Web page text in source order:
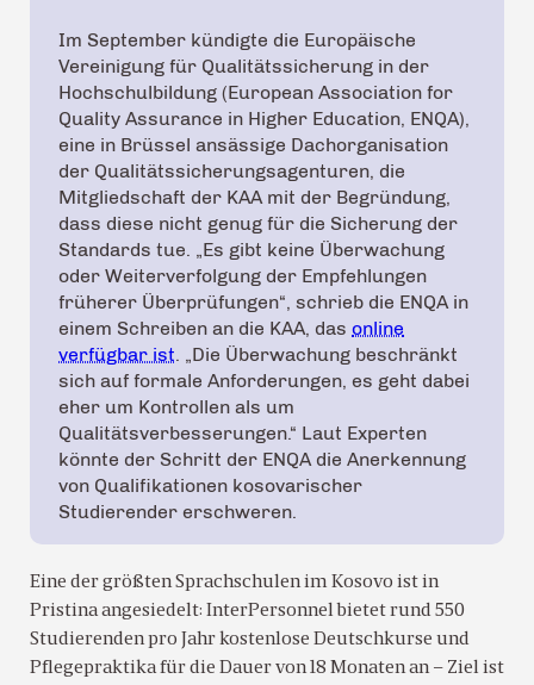
Im September kündigte die Europäische
Vereinigung für Qualitätssicherung in der
Hochschulbildung (European Association for
Quality Assurance in Higher Education, ENQA),
eine in Brüssel ansässige Dachorganisation
der Qualitätssicherungsagenturen, die
Mitgliedschaft der KAA mit der Begründung,
dass diese nicht genug für die Sicherung der
Standards tue. „Es gibt keine Überwachung
oder Weiterverfolgung der Empfehlungen
früherer Überprüfungen“, schrieb die ENQA in
einem Schreiben an die KAA, das online
verfügbar ist. „Die Überwachung beschränkt
sich auf formale Anforderungen, es geht dabei
eher um Kontrollen als um
Qualitätsverbesserungen.“ Laut Experten
könnte der Schritt der ENQA die Anerkennung
von Qualifikationen kosovarischer
Studierender erschweren.
Eine der größten Sprachschulen im Kosovo ist in
Pristina angesiedelt: InterPersonnel bietet rund 550
Studierenden pro Jahr kostenlose Deutschkurse und
Pflegepraktika für die Dauer von 18 Monaten an – Ziel ist